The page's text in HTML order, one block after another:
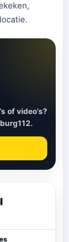
of video’s?
›